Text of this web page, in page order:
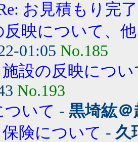
お見積もり完了
反映について、他
01:05 No.185
施設の反映につ
No.193
ついて - 黒埼紘
保険について - 久